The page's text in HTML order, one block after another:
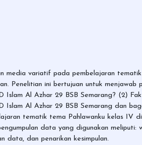
media variatif pada pembelajaran
Penelitian ini bertujuan untuk
Islam Al Azhar 29 BSB Semarang? (2)
Al Azhar 29 BSB Semarang dan
tematik tema Pahlawanku kelas IV
data yang digunakan
data, dan penarikan kesimpulan.